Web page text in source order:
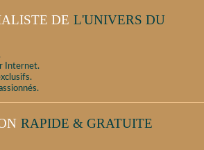
DE L'UNIVERS DU
Internet.
RAPIDE & GRATUITE